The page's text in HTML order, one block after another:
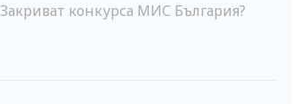
Закриват конкурса МИС България?